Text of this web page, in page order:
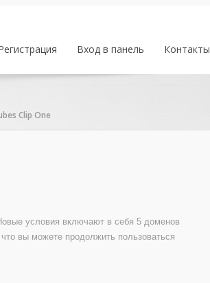
Вход в панель Контакты
Clip One
условия включают в себя 5 доменов
вы можете продолжить пользоваться